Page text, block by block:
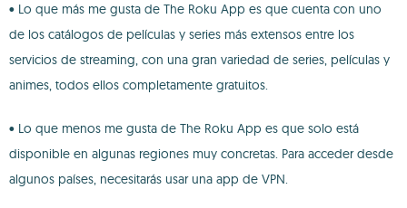
• Lo que más me gusta de The Roku App es que cuenta con uno
de los catálogos de películas y series más extensos entre los
servicios de streaming, con una gran variedad de series, películas y
animes, todos ellos completamente gratuitos.
• Lo que menos me gusta de The Roku App es que solo está
disponible en algunas regiones muy concretas. Para acceder desde
algunos países, necesitarás usar una app de VPN.